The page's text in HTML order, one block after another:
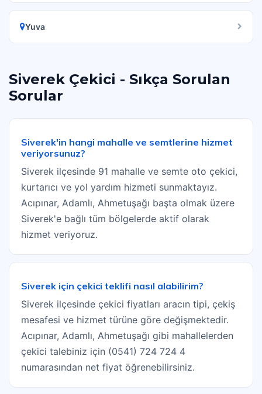
Yuva
Siverek Çekici - Sıkça Sorulan
Sorular
Siverek'in hangi mahalle ve semtlerine hizmet
veriyorsunuz?
Siverek ilçesinde 91 mahalle ve semte oto çekici,
kurtarıcı ve yol yardım hizmeti sunmaktayız.
Acıpınar, Adamlı, Ahmetuşağı başta olmak üzere
Siverek'e bağlı tüm bölgelerde aktif olarak
hizmet veriyoruz.
Siverek için çekici teklifi nasıl alabilirim?
Siverek ilçesinde çekici fiyatları aracın tipi, çekiş
mesafesi ve hizmet türüne göre değişmektedir.
Acıpınar, Adamlı, Ahmetuşağı gibi mahallelerden
çekici talebiniz için (0541) 724 724 4
numarasından net fiyat öğrenebilirsiniz.